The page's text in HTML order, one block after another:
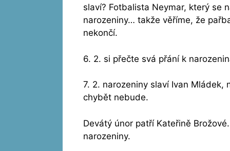
slaví? Fotbalista Neymar, který se
narozeniny… takže věříme, že
nekončí.
6. 2. si přečte svá přání k
7. 2. narozeniny slaví Ivan Mládek,
chybět nebude.
Devátý únor patří Kateřině
narozeniny.